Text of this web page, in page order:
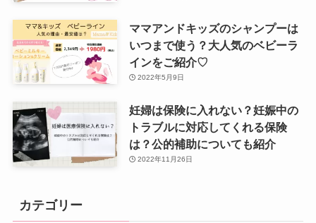
ママアンドキッズのシャンプーは
いつまで使う？大人気のベビーラ
インをご紹介♡
2022年5月9日
妊婦は保険に入れない？妊娠中の
トラブルに対応してくれる保険
は？公的補助についても紹介
2022年11月26日
カテゴリー